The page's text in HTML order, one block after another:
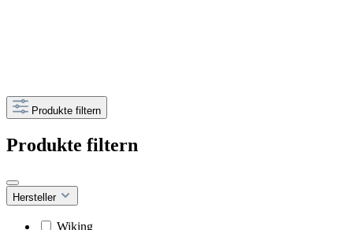
Produkte filtern
Produkte filtern
Hersteller
Wiking